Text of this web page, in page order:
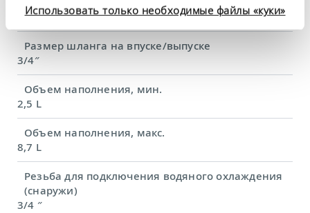
Использовать только необходимые файлы «куки»
M30 x 1,5
Размер шланга на впуске/выпуске
3/4″
Объем наполнения, мин.
2,5 L
Объем наполнения, макс.
8,7 L
Резьба для подключения водяного охлаждения
(снаружи)
3/4 ″